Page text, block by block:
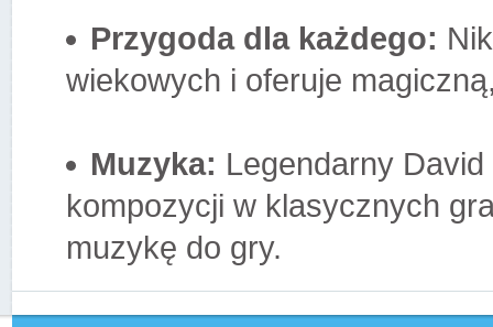
Przygoda dla każdego:
wiekowych i oferuje
Muzyka: Legendarny
kompozycji w klasycznych
muzykę do gry.